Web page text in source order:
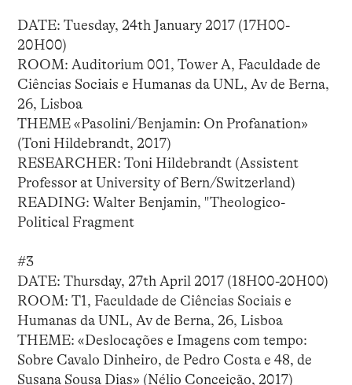
DATE: Tuesday, 24th January 2017 (17H00-
20H00)
ROOM: Auditorium 001, Tower A, Faculdade de
Ciências Sociais e Humanas da UNL, Av de Berna,
26, Lisboa
THEME «Pasolini/Benjamin: On Profanation»
(Toni Hildebrandt, 2017)
RESEARCHER: Toni Hildebrandt (Assistent
Professor at University of Bern/Switzerland)
READING: Walter Benjamin, "Theologico-
Political Fragment
#3
DATE: Thursday, 27th April 2017 (18H00-20H00)
ROOM: T1, Faculdade de Ciências Sociais e
Humanas da UNL, Av de Berna, 26, Lisboa
THEME: «Deslocações e Imagens com tempo:
Sobre Cavalo Dinheiro, de Pedro Costa e 48, de
Susana Sousa Dias» (Nélio Conceição, 2017)